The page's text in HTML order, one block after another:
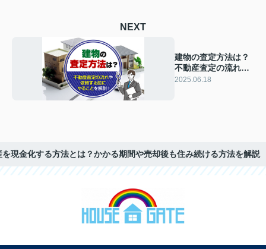
NEXT
建物の査定方法は？
不動産査定の流れや
依頼する前にやるこ
2025.06.18
を現金化する方法とは？かかる期間や売却後も住み続ける方法を解説